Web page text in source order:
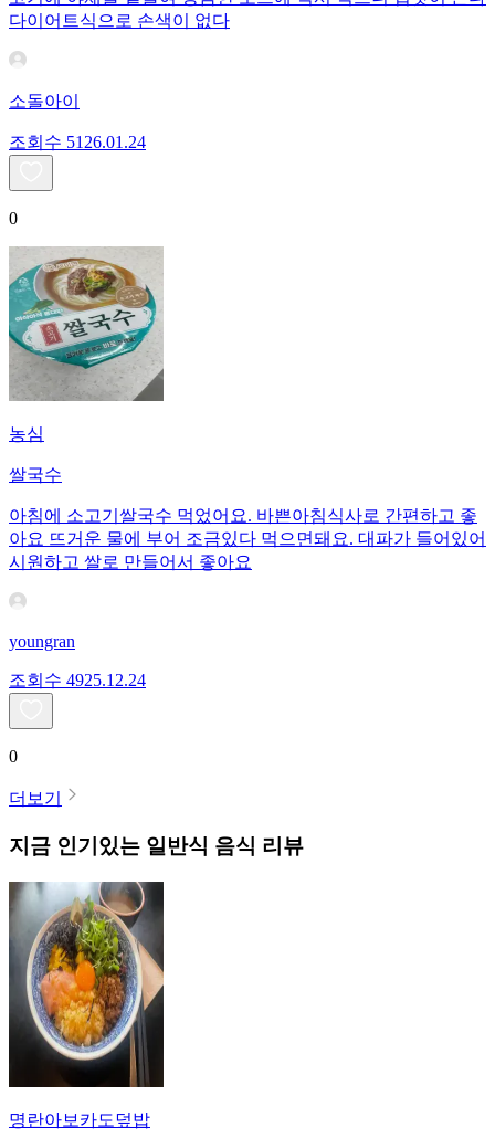
다이어트식으로 손색이 없다
소돌아이
조회수 51 26.01.24
0
농심
쌀국수
아침에 소고기쌀국수 먹었어요. 바쁜아침식사로 간편하고 좋
아요 뜨거운 물에 부어 조금있다 먹으면돼요. 대파가 들어있어
시원하고 쌀로 만들어서 좋아요
youngran
조회수 4925.12.24
0
더보기
지금 인기있는 일반식 음식 리뷰
명란아보카도덮밥